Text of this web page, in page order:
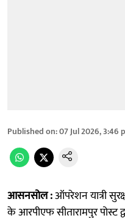
Published on:07 Jul 2026, 3:46
आसनसोल :ऑपरेशन यात्री
के आरपीएफ सीतारामपुर पोस्ट